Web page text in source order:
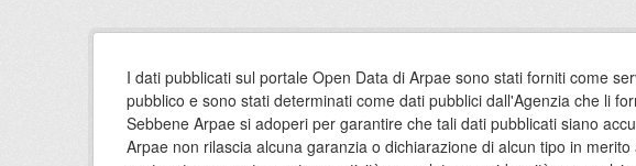
I dati pubblicati sul portale Open Data di Arpae sono stati forniti come
pubblico e sono stati determinati come dati pubblici dall'Agenzia che li
Sebbene Arpae si adoperi per garantire che tali dati pubblicati siano
Arpae non rilascia alcuna garanzia o dichiarazione di alcun tipo in merito